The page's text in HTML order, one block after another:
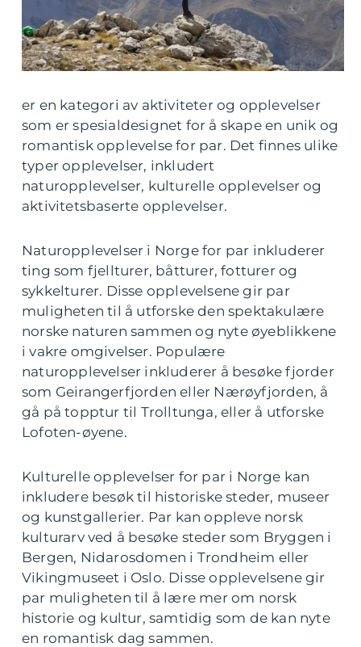
er en kategori av aktiviteter og opplevelser
som er spesialdesignet for å skape en unik og
romantisk opplevelse for par. Det finnes ulike
typer opplevelser, inkludert
naturopplevelser, kulturelle opplevelser og
aktivitetsbaserte opplevelser.
Naturopplevelser i Norge for par inkluderer
ting som fjellturer, båtturer, fotturer og
sykkelturer. Disse opplevelsene gir par
muligheten til å utforske den spektakulære
norske naturen sammen og nyte øyeblikkene
i vakre omgivelser. Populære
naturopplevelser inkluderer å besøke fjorder
som Geirangerfjorden eller Nærøyfjorden, å
gå på topptur til Trolltunga, eller å utforske
Lofoten-øyene.
Kulturelle opplevelser for par i Norge kan
inkludere besøk til historiske steder, museer
og kunstgallerier. Par kan oppleve norsk
kulturarv ved å besøke steder som Bryggen i
Bergen, Nidarosdomen i Trondheim eller
Vikingmuseet i Oslo. Disse opplevelsene gir
par muligheten til å lære mer om norsk
historie og kultur, samtidig som de kan nyte
en romantisk dag sammen.